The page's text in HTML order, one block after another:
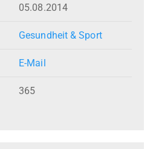
05.08.2014
Gesundheit & Sport
E-Mail
365